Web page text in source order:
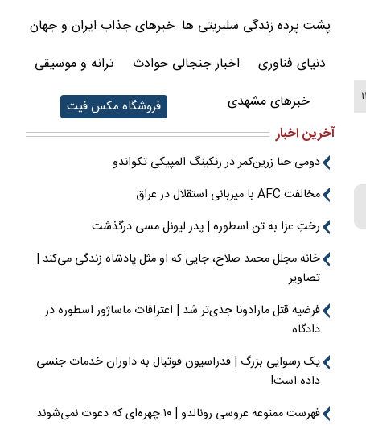
پشت پرده زندگی سلبریتی ها خبرهای جذاب ایران و جهان
دنیای فناوری
اخبار جنجالی حوادث
ترانه و موسیقی
خبرهای مشهدی
فروشگاه مکس فیت
آخرین اخبار
دومی حنا زرین‌کمر در رنکینگ المپیکی تکواندو
مخالفت AFC با میزبانی استقلال در عراق
رختِ عزا به تن اسطوره | پدر لیونل مسی درگذشت
خانه مجلل محمد صلاح، جایی که او مثل پادشاه زندگی می‌کند |
تصاویر
فرضیه قتل مارادونا جدی‌تر شد | اعترافات ماساژور اسطوره در
دادگاه
یک رسوایی بزرگ | فدراسیون فوتبال به داوران خدمات جنسی
داده است!
فهرست ممنوعه عروسی رونالدو | ۱۰ چهره‌ای که دعوت نمی‌شوند